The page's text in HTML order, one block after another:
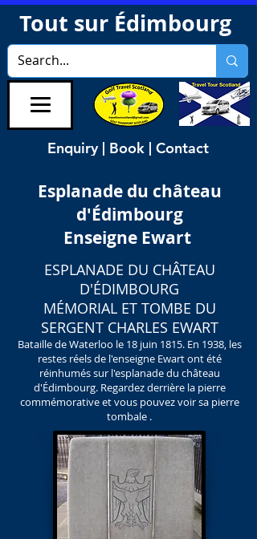
Tout sur Édimbourg
Enquiry | Book | Contact
Esplanade du château
d'Édimbourg
Enseigne Ewart
ESPLANADE DU CHÂTEAU
D'ÉDIMBOURG
MÉMORIAL ET TOMBE DU
SERGENT CHARLES EWART
Bataille de Waterloo le 18 juin 1815. En 1938, les
restes réels de l'enseigne Ewart ont été
réinhumés sur l'esplanade du château
d'Édimbourg. Regardez derrière la pierre
commémorative et vous pouvez voir sa pierre
tombale .